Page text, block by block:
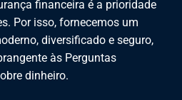
financeira é a prioridade
Por isso, fornecemos um
diversificado e seguro,
às Perguntas
dinheiro.